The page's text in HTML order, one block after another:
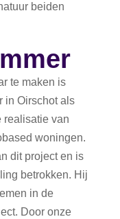
beiden
te maken is
in Oirschot als
realisatie van
woningen.
dit project en is
betrokken. Hij
in de
Door onze